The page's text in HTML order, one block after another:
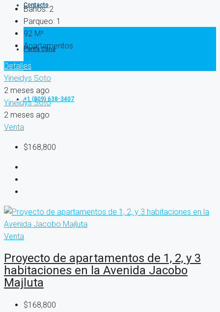
Contacto
Punta Cana
+1 (809) 638-3407
Baños: 2
Parqueo: 1
92 M²
Apartamentos
Detalles
Yineidys Soto
2 meses ago
Yineidys Soto
2 meses ago
Venta
$168,800
Venta
Proyecto de apartamentos de 1, 2, y 3
habitaciones en la Avenida Jacobo
Majluta
$168,800